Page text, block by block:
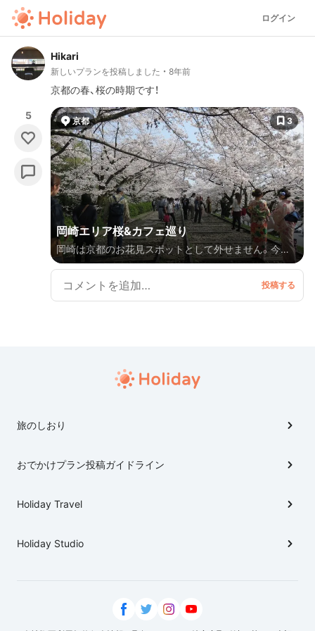
ログイン
Hikari
新しいプランを投稿しました 8年前
京都の春、桜の時期です！
5 京都 3
岡崎エリア桜&カフェ巡り
岡崎は京都のお花見スポットとして外せません。今回
は蹴上〜平安神宮周辺を巡るプランです。桜と共にカ
フェも充実しているのでゆったりお出かけできます。
旅のしおり
おでかけプラン投稿ガイドライン
Holiday Travel
Holiday Studio